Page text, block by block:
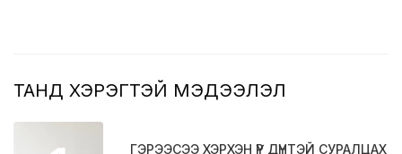
ТАНД ХЭРЭГТЭЙ МЭДЭЭЛЭЛ
ГЭРЭЭСЭЭ ХЭРХЭН ҮР ДҮНТЭЙ СУРАЛЦАХ